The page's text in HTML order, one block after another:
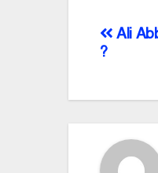
Post
Ali
?